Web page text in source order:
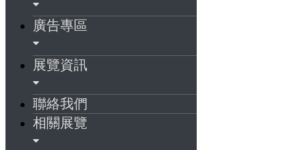
廣告專區
展覽資訊
聯絡我們
相關展覽